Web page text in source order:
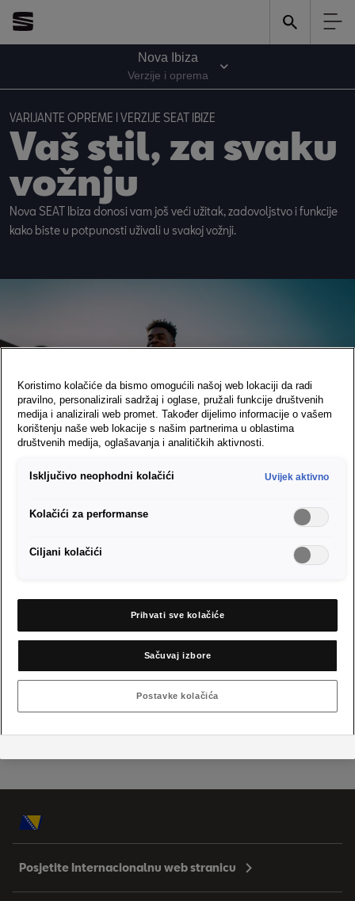
Nova Ibiza
Verzije i oprema
VARIJANTE OPREME I VERZIJE SEAT IBIZE
Vaš stil, za svaku
vožnju
Nova SEAT Ibiza donosi vam još veći užitak, zadovoljstvo i funkcije
kako biste u potpunosti uživali u svakoj vožnji.
Dizajnirajte svoju SEAT
Ibizu u skladu sa svojim
Istražite našu ponudu ekskluzivnih dijelova dodatne opreme i
uživajte u vožnji, gdje god se uputili.
Posjetite Internacionalnu web stranicu
Koristimo kolačiće da bismo omogućili našoj web lokaciji da radi
pravilno, personalizirali sadržaj i oglase, pružali funkcije društvenih
medija i analizirali web promet. Također dijelimo informacije o vašem
korištenju naše web lokacije s našim partnerima u oblastima
društvenih medija, oglašavanja i analitičkih aktivnosti.
Isključivo neophodni kolačići Uvijek aktivno
Kolačići za performanse
Ciljani kolačići
Prihvati sve kolačiće
Sačuvaj izbore
Postavke kolačića